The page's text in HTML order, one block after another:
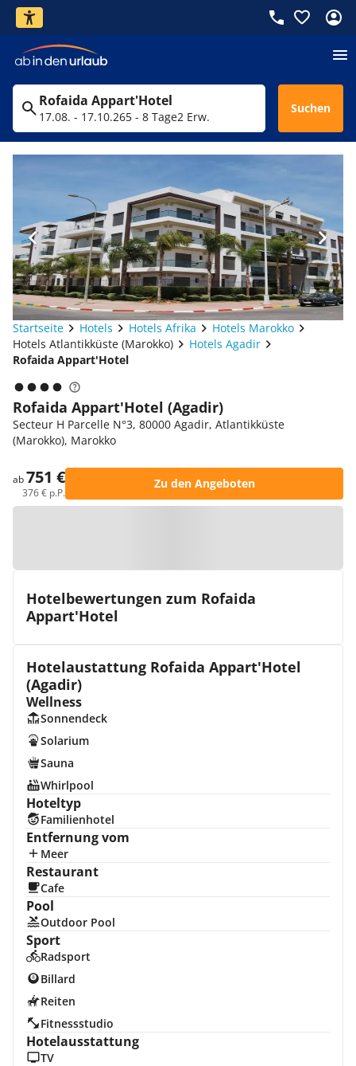
Rofaida Appart'Hotel
17.08. - 17.10.265 - 8 Tage2 Erw.
Suchen
Startseite Hotels Hotels Afrika
Hotels Marokko
Hotels Atlantikküste (Marokko)
Hotels Agadir
Rofaida Appart'Hotel
Rofaida Appart'Hotel (Agadir)
Secteur H Parcelle N°3, 80000 Agadir, Atlantikküste
(Marokko), Marokko
ab751 €
376 € p.P.
Zu den Angeboten
Hotelbewertungen zum Rofaida
Appart'Hotel
Hotelaustattung Rofaida Appart'Hotel
(Agadir)
Wellness
Sonnendeck
Solarium
Sauna
Whirlpool
Hoteltyp
Familienhotel
Entfernung vom
Meer
Restaurant
Cafe
Pool
Outdoor Pool
Sport
Radsport
Billard
Reiten
Fitnessstudio
Hotelausstattung
TV